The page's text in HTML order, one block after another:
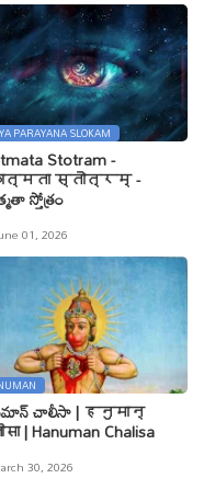
PARAYANA SLOKAM
Stotram -
स्तोत्रम् -
స్తోత్రం
01, 2026
చాలీసా | हनुमान्
| Hanuman Chalisa
30, 2026